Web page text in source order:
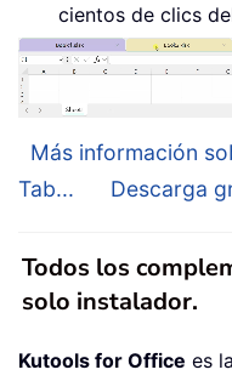
cientos de clics
Más información
Tab...
Descarga
Todos los
solo instalador.
Kutools for Office es